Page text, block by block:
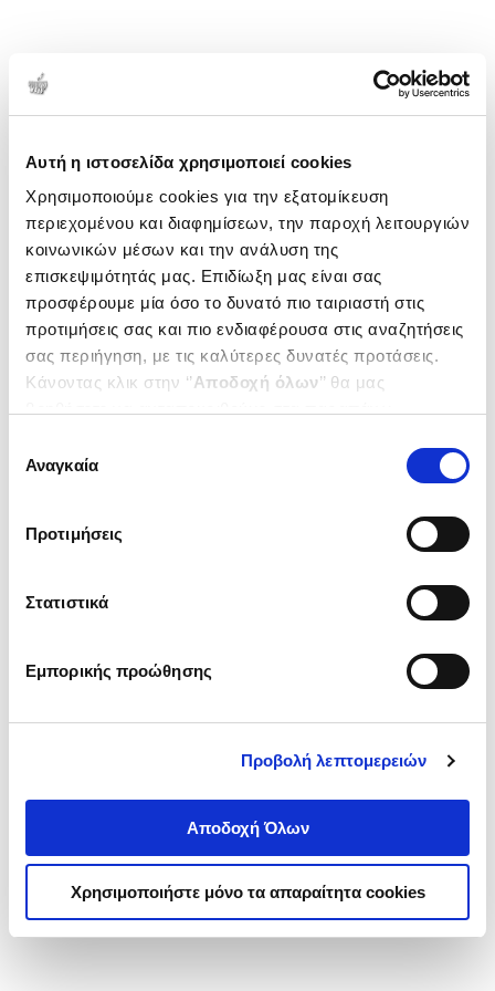
Αυτή η ιστοσελίδα χρησιμοποιεί cookies
Χρησιμοποιούμε cookies για την εξατομίκευση
περιεχομένου και διαφημίσεων, την παροχή λειτουργιών
κοινωνικών μέσων και την ανάλυση της
επισκεψιμότητάς μας. Επιδίωξη μας είναι σας
προσφέρουμε μία όσο το δυνατό πιο ταιριαστή στις
προτιμήσεις σας και πιο ενδιαφέρουσα στις αναζητήσεις
σας περιήγηση, με τις καλύτερες δυνατές προτάσεις.
Κάνοντας κλικ στην ‘’Αποδοχή όλων’’ θα μας
ενδιαφέρουν και να επιλέξετε από τα παρακάτω με την
΄΄και να ενημερωθείτε σχετικά με
συγκατάθεσης
Αναγκαία
Προτιμήσεις
Στατιστικά
Εμπορικής προώθησης
Προβολή λεπτομερειών
Αποδοχή Όλων
Χρησιμοποιήστε μόνο τα απαραίτητα cookies